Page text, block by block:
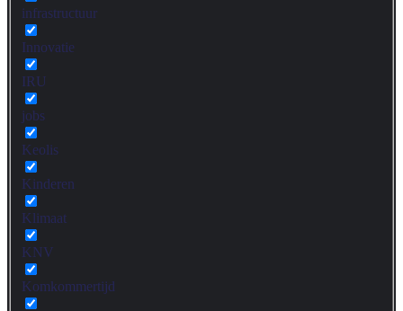
infrastructuur
Innovatie
IRU
jobs
Keolis
Kinderen
Klimaat
KNV
Komkommertijd